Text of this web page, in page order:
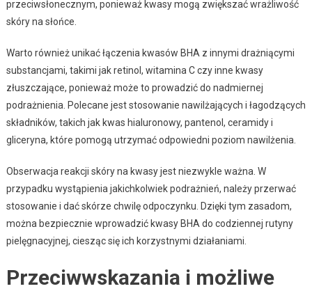
przeciwsłonecznym, ponieważ kwasy mogą zwiększać wrażliwość
skóry na słońce.
Warto również unikać łączenia kwasów BHA z innymi drażniącymi
substancjami, takimi jak retinol, witamina C czy inne kwasy
złuszczające, ponieważ może to prowadzić do nadmiernej
podrażnienia. Polecane jest stosowanie nawilżających i łagodzących
składników, takich jak kwas hialuronowy, pantenol, ceramidy i
gliceryna, które pomogą utrzymać odpowiedni poziom nawilżenia.
Obserwacja reakcji skóry na kwasy jest niezwykle ważna. W
przypadku wystąpienia jakichkolwiek podrażnień, należy przerwać
stosowanie i dać skórze chwilę odpoczynku. Dzięki tym zasadom,
można bezpiecznie wprowadzić kwasy BHA do codziennej rutyny
pielęgnacyjnej, ciesząc się ich korzystnymi działaniami.
Przeciwwskazania i możliwe